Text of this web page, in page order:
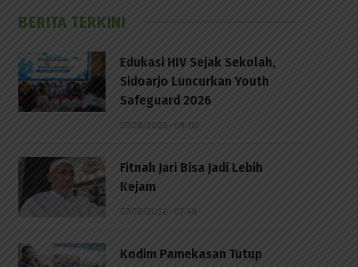
BERITA TERKINI
Edukasi HIV Sejak Sekolah,
Sidoarjo Luncurkan Youth
Safeguard 2026
07/08/2026 - 09:00
Fitnah Jari Bisa Jadi Lebih
Kejam
07/08/2026 - 07:49
Kodim Pamekasan Tutup